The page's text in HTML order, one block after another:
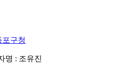
포구청
명 : 조유진